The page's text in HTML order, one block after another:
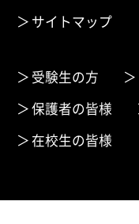
サイトマップ
受験生の方
保護者の皆様
在校生の皆様